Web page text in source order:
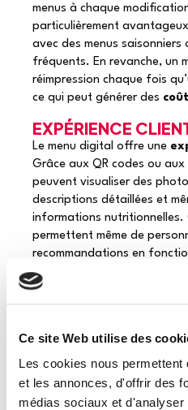
Ce site Web utilise des
Les cookies nous
et les annonces, d'offrir des
médias sociaux et d'analyser
menus à chaque
particulièrement
avec des menus
fréquents. En revanche, un
réimpression chaque fois
ce qui peut générer des
EXPÉRIENCE
Le menu digital offre une
Grâce aux QR codes ou
peuvent visualiser des
descriptions détaillées et
informations nutritionnelles.
permettent même de
recommandations en
client. Cependant, certains
moins familiers avec la
la simplicité et le charme
DURABILITÉ
car il élimine la